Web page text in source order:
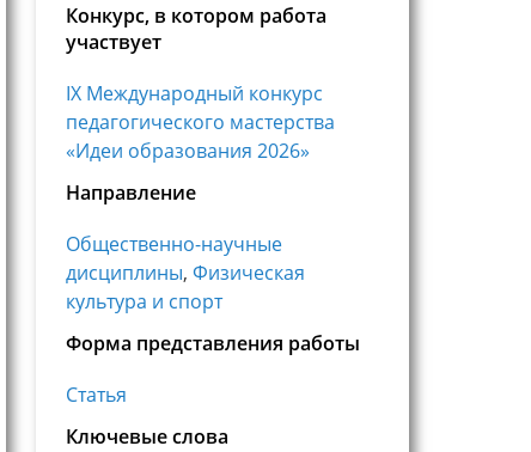
Конкурс, в котором работа
участвует
IX Международный конкурс
педагогического мастерства
«Идеи образования 2026»
Направление
Общественно-научные
дисциплины, Физическая
культура и спорт
Форма представления работы
Статья
Ключевые слова